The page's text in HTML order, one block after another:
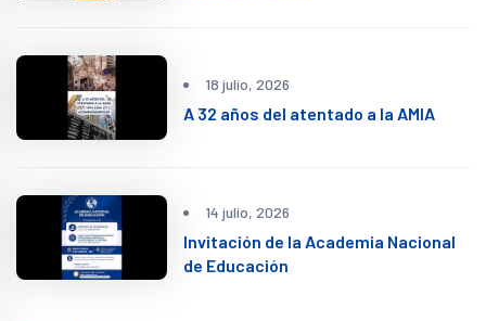
18 julio, 2026
A 32 años del atentado a la AMIA
14 julio, 2026
Invitación de la Academia Nacional
de Educación